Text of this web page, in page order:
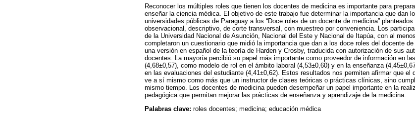
Reconocer los múltiples roles que tienen los docentes de medicina es importante para
enseñar la ciencia médica. El objetivo de este trabajo fue determinar la importancia que dan
universidades públicas de Paraguay a los “Doce roles de un docente de medicina”
observacional, descriptivo, de corte transversal, con muestreo por conveniencia. Los
de la Universidad Nacional de Asunción, Nacional del Este y Nacional de Itapúa, con al
completaron un cuestionario que midió la importancia que dan a los doce roles del docente
una versión en español de la teoría de Harden y Crosby, traducida con autorización de sus
docentes. La mayoría percibió su papel más importante como proveedor de información en
(4,68±0,57), como modelo de rol en el ámbito laboral (4,53±0,60) y en la enseñanza
en las evaluaciones del estudiante (4,41±0,62). Estos resultados nos permiten afirmar que el
ve a sí mismo como más que un instructor de clases teóricas o prácticas clínicas, sino
mismo tiempo. Los docentes de medicina pueden desempeñar un papel importante en la
pedagógica que permitan mejorar las prácticas de enseñanza y aprendizaje de la medicina.
Palabras clave: roles docentes; medicina; educación médica